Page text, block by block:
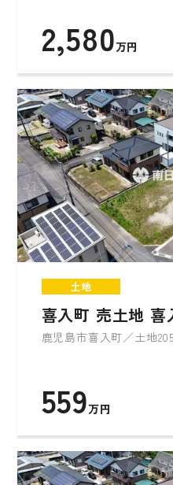
2,580万円
土地
喜入町 売土地
鹿児島市喜入町／土地
559万円